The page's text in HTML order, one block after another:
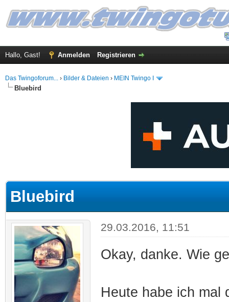
Hallo, Gast! Anmelden Registrieren
Das Twingoforum... › Bilder & Dateien › MEIN Twingo I
Bluebird
Bluebird
29.03.2016, 11:51
Okay, danke. Wie
Heute habe ich mal